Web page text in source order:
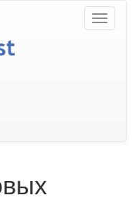
Toggle